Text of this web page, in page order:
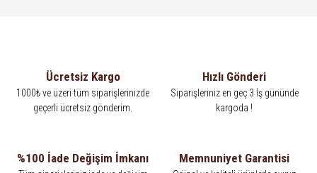
Ücretsiz Kargo
1000₺ ve üzeri tüm siparişlerinizde
geçerli ücretsiz gönderim.
Hızlı Gönderi
Siparişleriniz en geç 3 İş gününde
kargoda !
%100 İade Değişim İmkanı Memnuniyet Garantisi